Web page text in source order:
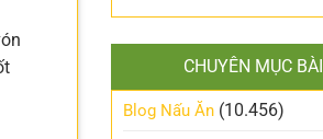
CHUYÊN MỤC
Blog Nấu Ăn (10.456)